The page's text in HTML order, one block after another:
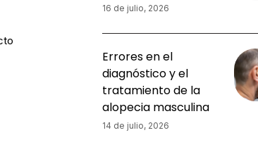
16 de julio, 2026
Errores en el
diagnóstico y el
tratamiento de la
alopecia masculina
14 de julio, 2026